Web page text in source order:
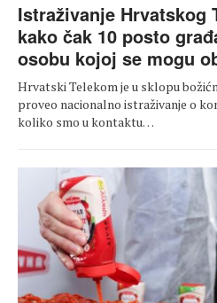
Istraživanje Hrvatskog
kako čak 10 posto
osobu kojoj se mogu
Hrvatski Telekom je u sklopu
proveo nacionalno istraživanje o
koliko smo u kontaktu…